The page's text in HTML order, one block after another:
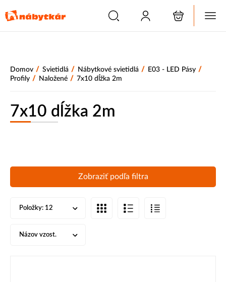
Domov / Svietidlá / Nábytkové svietidlá / E03 - LED Pásy /
Profily / Naložené / 7x10 dĺžka 2m
7x10 dĺžka 2m
Zobraziť podľa filtra
Položky: 12
Názov vzost.